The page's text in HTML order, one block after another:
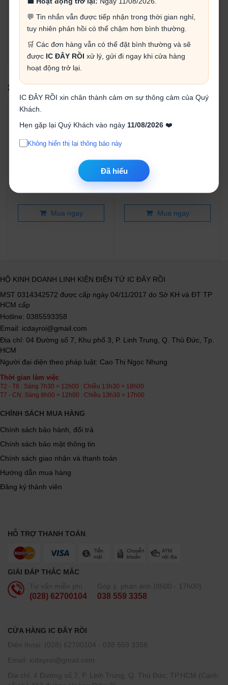
💬 Tin nhắn vẫn được tiếp nhận trong thời gian nghỉ,
tuy nhiên phản hồi có thể chậm hơn bình thường.
🛒 Các đơn hàng vẫn có thể đặt bình thường và sẽ
được IC ĐÂY RỒI xử lý, gửi đi ngay khi cửa hàng
hoạt động trở lại.
IC ĐÂY RỒI xin chân thành cảm ơn sự thông cảm của Quý
Khách.
Hẹn gặp lại Quý Khách vào ngày 11/08/2026❤️
Không hiển thị lại thông báo này
Đã hiểu
ra (OUT) để đạt mức điện áp mà mình mong muốn. Điện áp
đầu vào từ 4-35V, điện áp ra từ 1,25-30V, dòng Max 3A, có
thể cấp nguồn sử dụng tốt cho raspberry và module sim.......
Chú ý:
Cẩn thận cấp ngược chân + - IN.
SẢN PHẨM LIÊN QUAN
Biến áp cách ly chống giật
50W 220v ra 220v
Mua ngay
Hộp đế pin 18650 loại 4
cell mắc song song
Mua ngay
HỘ KINH DOANH LINH KIỆN ĐIỆN TỬ IC ĐÂY RỒI
MST 0314342572 được cấp ngày 04/11/2017 do Sở KH và ĐT TP
HCM cấp
Hotline: 0385593358
Email: icdayroi@gmail.com
Địa chỉ: 04 Đường số 7, Khu phố 3, P. Linh Trung, Q. Thủ Đức, Tp.
HCM
Người đại diện theo pháp luật: Cao Thị Ngọc Nhung
Thời gian làm việc
T2 - T6 : Sáng 7h30 > 12h00 : Chiều 13h30 > 18h00
T7 - CN: Sáng 8h00 > 12h00 : Chiều 13h30 > 17h00
CHÍNH SÁCH MUA HÀNG
Chính sách bảo hành, đổi trả
Chính sách bảo mật thông tin
Chính sách giao nhận và thanh toán
Hướng dẫn mua hàng
Đăng ký thành viên
HỖ TRỢ THANH TOÁN
GIẢI ĐÁP THẮC MẮC
Tư vấn miễn phí
(028) 62700104
Góp ý, phản ánh (8h00 - 17h00)
038 559 3358
CỬA HÀNG IC ĐÂY RỒI
Điện thoại: (028) 62700104 - 038 559 3358
Email: icdayroi@gmail.com
Địa chỉ: 4 Đường số 7, P. Linh Trung, Q. Thủ Đức, TP.HCM (Cạnh